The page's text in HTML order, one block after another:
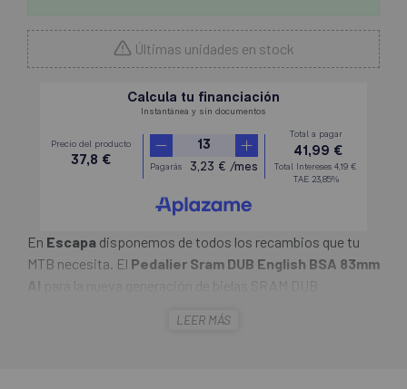
Últimas unidades en stock
En Escapa disponemos de todos los recambios que tu
MTB necesita. El Pedalier Sram DUB English BSA 83mm
AI para la nueva generación de bielas SRAM DUB
caja de pedalier BSA de 83 mm y estándar Cannondale Ai.
LEER MÁS